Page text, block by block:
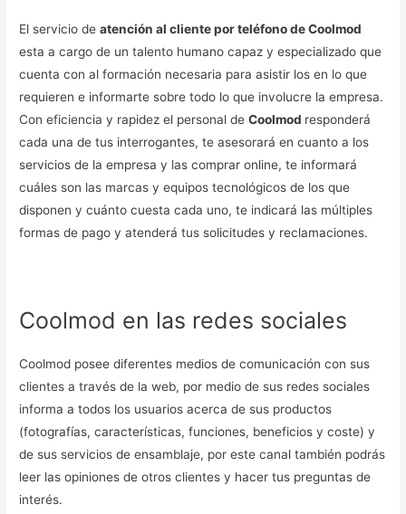
El servicio deatención al cliente por teléfono de Coolmod
esta a cargo de un talento humano capaz y especializado que
cuenta con al formación necesaria para asistir los en lo que
requieren e informarte sobre todo lo que involucre la empresa.
Con eficiencia y rapidez el personal deCoolmod responderá
cada una de tus interrogantes, te asesorará en cuanto a los
servicios de la empresa y las comprar online, te informará
cuáles son las marcas y equipos tecnológicos de los que
disponen y cuánto cuesta cada uno, te indicará las múltiples
formas de pago y atenderá tus solicitudes y reclamaciones.
Coolmod en las redes sociales
Coolmod posee diferentes medios de comunicación con sus
clientes a través de la web, por medio de sus redes sociales
informa a todos los usuarios acerca de sus productos
(fotografías, características, funciones, beneficios y coste) y
de sus servicios de ensamblaje, por este canal también podrás
leer las opiniones de otros clientes y hacer tus preguntas de
interés.